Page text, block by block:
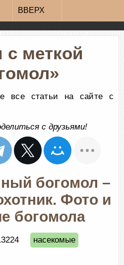
ВВЕРХ
с меткой
все статьи на сайте с
с друзьями!
богомол –
Фото и
богомола
насекомые